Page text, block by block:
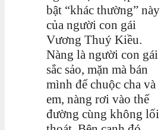
bật “khác thường” này
của người con gái
Vương Thuý Kiều.
Nàng là người con gái
sắc sảo, mặn mà bán
mình để chuộc cha và
em, nàng rơi vào thế
đường cùng không lối